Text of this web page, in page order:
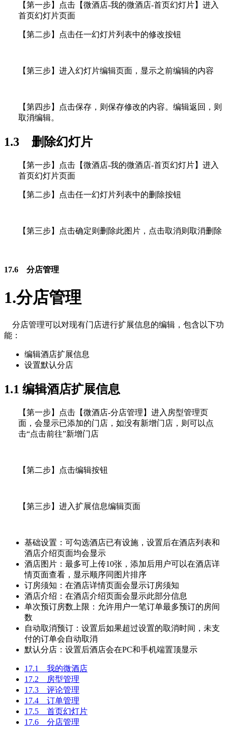
【第一步】点击【微酒店-我的微酒店-首页幻灯片】进入
首页幻灯片页面
【第二步】点击任一幻灯片列表中的修改按钮
【第三步】进入幻灯片编辑页面，显示之前编辑的内容
【第四步】点击保存，则保存修改的内容。编辑返回，则
取消编辑。
1.3 删除幻灯片
【第一步】点击【微酒店-我的微酒店-首页幻灯片】进入
首页幻灯片页面
【第二步】点击任一幻灯片列表中的删除按钮
【第三步】点击确定则删除此图片，点击取消则取消删除
17.6 分店管理
1.分店管理
分店管理可以对现有门店进行扩展信息的编辑，包含以下功
能：
编辑酒店扩展信息
设置默认分店
1.1 编辑酒店扩展信息
【第一步】点击【微酒店-分店管理】进入房型管理页
面，会显示已添加的门店，如没有新增门店，则可以点
击“点击前往”新增门店
【第二步】点击编辑按钮
【第三步】进入扩展信息编辑页面
基础设置：可勾选酒店已有设施，设置后在酒店列表和
酒店介绍页面均会显示
酒店图片：最多可上传10张，添加后用户可以在酒店详
情页面查看，显示顺序同图片排序
订房须知：在酒店详情页面会显示订房须知
酒店介绍：在酒店介绍页面会显示此部分信息
单次预订房数上限：允许用户一笔订单最多预订的房间
数
自动取消预订：设置后如果超过设置的取消时间，未支
付的订单会自动取消
默认分店：设置后酒店会在PC和手机端置顶显示
17.1 我的微酒店
17.2 房型管理
17.3 评论管理
17.4 订单管理
17.5 首页幻灯片
17.6 分店管理